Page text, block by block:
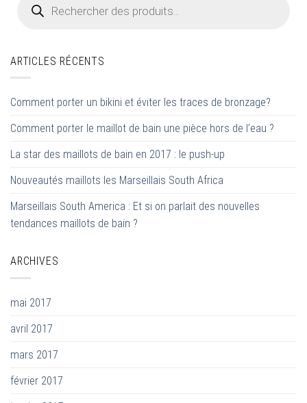
produits
ARTICLES RÉCENTS
Comment porter un bikini et éviter les traces de bronzage?
Comment porter le maillot de bain une pièce hors de l’eau ?
La star des maillots de bain en 2017 : le push-up
Nouveautés maillots les Marseillais South Africa
Marseillais South America : Et si on parlait des nouvelles
tendances maillots de bain ?
ARCHIVES
mai 2017
avril 2017
mars 2017
février 2017